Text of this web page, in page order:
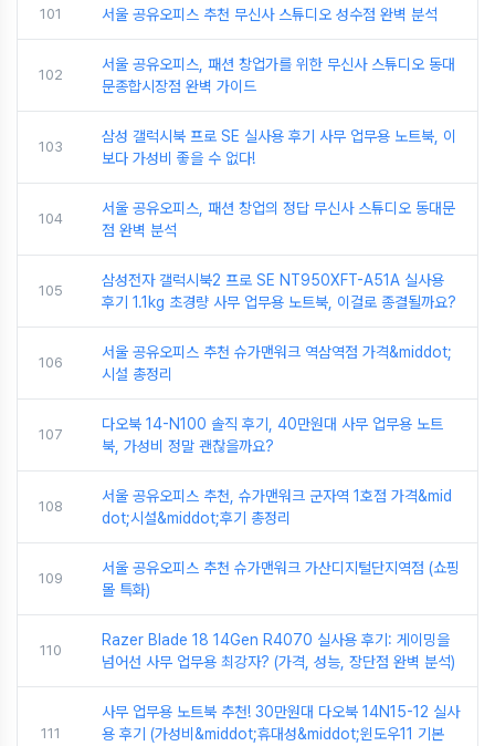
101 서울 공유오피스 추천 무신사 스튜디오 성수점 완벽 분석
102
서울 공유오피스, 패션 창업가를 위한 무신사 스튜디오 동대
문종합시장점 완벽 가이드
103
삼성 갤럭시북 프로 SE 실사용 후기 사무 업무용 노트북, 이
보다 가성비 좋을 수 없다!
104
서울 공유오피스, 패션 창업의 정답 무신사 스튜디오 동대문
점 완벽 분석
105
삼성전자 갤럭시북2 프로 SE NT950XFT-A51A 실사용
후기 1.1kg 초경량 사무 업무용 노트북, 이걸로 종결될까요?
106
서울 공유오피스 추천 슈가맨워크 역삼역점 가격&middot;
시설 총정리
107
다오북 14-N100 솔직 후기, 40만원대 사무 업무용 노트
북, 가성비 정말 괜찮을까요?
108
서울 공유오피스 추천, 슈가맨워크 군자역 1호점 가격&mid
dot;시설&middot;후기 총정리
109
서울 공유오피스 추천 슈가맨워크 가산디지털단지역점 (쇼핑
몰 특화)
110
Razer Blade 18 14Gen R4070 실사용 후기: 게이밍을
넘어선 사무 업무용 최강자? (가격, 성능, 장단점 완벽 분석)
111
사무 업무용 노트북 추천! 30만원대 다오북 14N15-12 실사
용 후기 (가성비&middot;휴대성&middot;윈도우11 기본